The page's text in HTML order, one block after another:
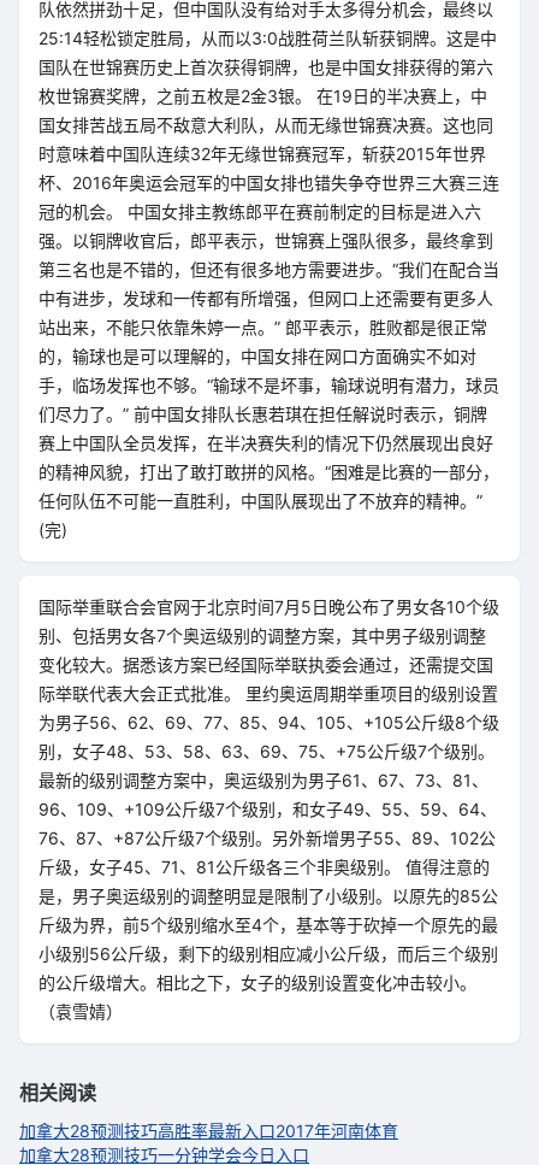
队依然拼劲十足，但中国队没有给对手太多得分机会，最终以
25:14轻松锁定胜局，从而以3:0战胜荷兰队斩获铜牌。这是中
国队在世锦赛历史上首次获得铜牌，也是中国女排获得的第六
枚世锦赛奖牌，之前五枚是2金3银。 在19日的半决赛上，中
国女排苦战五局不敌意大利队，从而无缘世锦赛决赛。这也同
时意味着中国队连续32年无缘世锦赛冠军，斩获2015年世界
杯、2016年奥运会冠军的中国女排也错失争夺世界三大赛三连
冠的机会。 中国女排主教练郎平在赛前制定的目标是进入六
强。以铜牌收官后，郎平表示，世锦赛上强队很多，最终拿到
第三名也是不错的，但还有很多地方需要进步。“我们在配合当
中有进步，发球和一传都有所增强，但网口上还需要有更多人
站出来，不能只依靠朱婷一点。” 郎平表示，胜败都是很正常
的，输球也是可以理解的，中国女排在网口方面确实不如对
手，临场发挥也不够。“输球不是坏事，输球说明有潜力，球员
们尽力了。” 前中国女排队长惠若琪在担任解说时表示，铜牌
赛上中国队全员发挥，在半决赛失利的情况下仍然展现出良好
的精神风貌，打出了敢打敢拼的风格。“困难是比赛的一部分，
任何队伍不可能一直胜利，中国队展现出了不放弃的精神。”
(完)
国际举重联合会官网于北京时间7月5日晚公布了男女各10个级
别、包括男女各7个奥运级别的调整方案，其中男子级别调整
变化较大。据悉该方案已经国际举联执委会通过，还需提交国
际举联代表大会正式批准。 里约奥运周期举重项目的级别设置
为男子56、62、69、77、85、94、105、+105公斤级8个级
别，女子48、53、58、63、69、75、+75公斤级7个级别。
最新的级别调整方案中，奥运级别为男子61、67、73、81、
96、109、+109公斤级7个级别，和女子49、55、59、64、
76、87、+87公斤级7个级别。另外新增男子55、89、102公
斤级，女子45、71、81公斤级各三个非奥级别。 值得注意的
是，男子奥运级别的调整明显是限制了小级别。以原先的85公
斤级为界，前5个级别缩水至4个，基本等于砍掉一个原先的最
小级别56公斤级，剩下的级别相应减小公斤级，而后三个级别
的公斤级增大。相比之下，女子的级别设置变化冲击较小。
（袁雪婧）
相关阅读
加拿大28预测技巧高胜率最新入口2017年河南体育
加拿大28预测技巧一分钟学会今日入口